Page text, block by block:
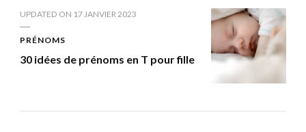
UPDATED ON 17 JANVIER 2023
PRÉNOMS
30 idées de prénoms en T pour fille